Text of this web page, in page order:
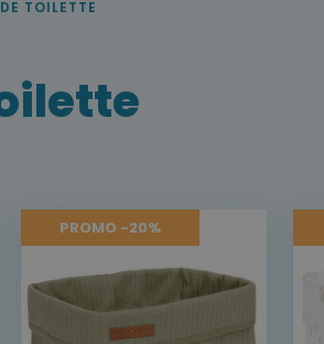
TOILETTE
PROMO -20%